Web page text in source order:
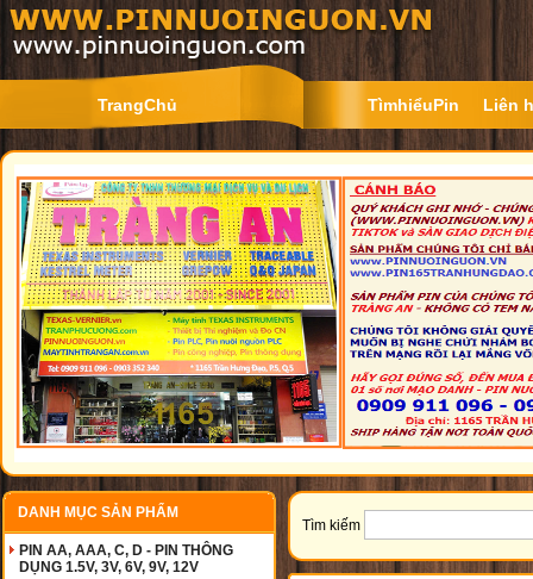
TrangChủ TìmhiểuPin Liên
DANH MỤC SẢN PHẨM
PIN AA, AAA, C, D - PIN THÔNG
DỤNG 1.5V, 3V, 6V, 9V, 12V
Tìm kiếm